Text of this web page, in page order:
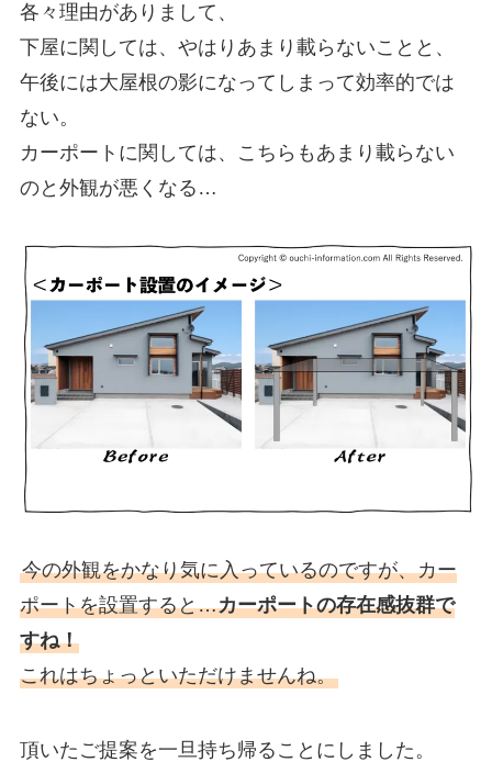
各々理由がありまして、
下屋に関しては、やはりあまり載らないことと、
午後には大屋根の影になってしまって効率的では
ない。
カーポートに関しては、こちらもあまり載らない
のと外観が悪くなる…
今の外観をかなり気に入っているのですが、カー
ポートを設置すると…カーポートの存在感抜群で
すね！
これはちょっといただけませんね。
頂いたご提案を一旦持ち帰ることにしました。